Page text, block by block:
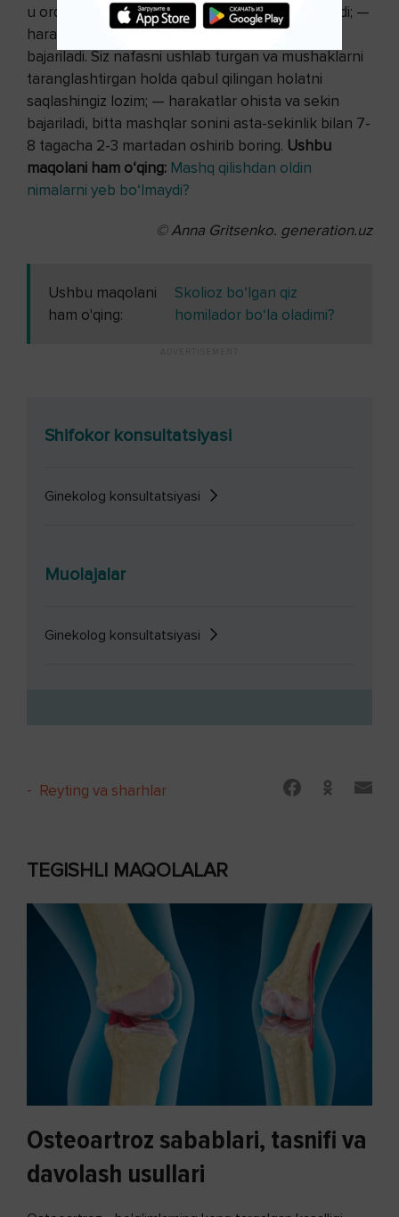
u orqali nafasni chuqur chiqargan holda bajariladi; —
harakatlar mushaklarning taranglashuvi bilan
bajariladi. Siz nafasni ushlab turgan va mushaklarni
taranglashtirgan holda qabul qilingan holatni
saqlashingiz lozim; — harakatlar ohista va sekin
bajariladi, bitta mashqlar sonini asta-sekinlik bilan 7-
8 tagacha 2-3 martadan oshirib boring. Ushbu
maqolani ham o‘qing: Mashq qilishdan oldin
nimalarni yeb bo‘lmaydi?
© Anna Gritsenko. generation.uz
Ushbu maqolani
ham o'qing:
Skolioz bo‘lgan qiz
homilador bo‘la oladimi?
Shifokor konsultatsiyasi
Ginekolog konsultatsiyasi
Muolajalar
Ginekolog konsultatsiyasi
- Reyting va sharhlar
TEGISHLI MAQOLALAR
Osteoartroz sabablari, tasnifi va
davolash usullari